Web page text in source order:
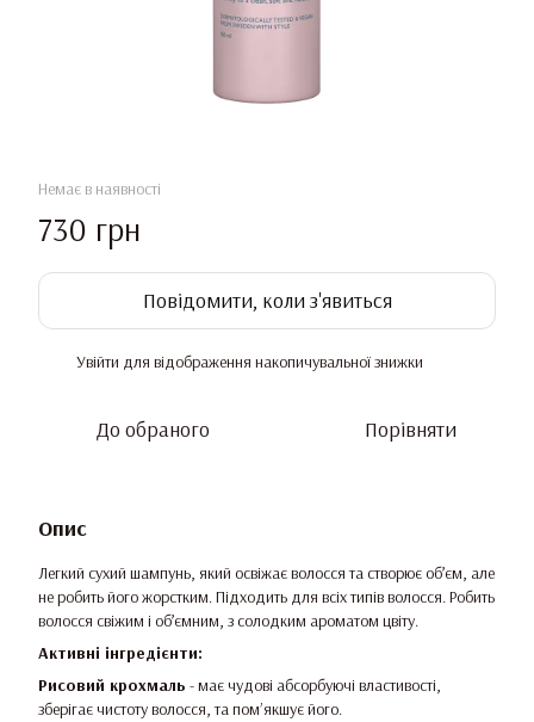
Немає в наявності
730 грн
Повідомити, коли з'явиться
Увійти для відображення накопичувальної знижки
До обраного Порівняти
Опис
Легкий сухий шампунь, який освіжає волосся та створює об’єм, але
не робить його жорстким. Підходить для всіх типів волосся. Робить
волосся свіжим і об’ємним, з солодким ароматом цвіту.
Активні інгредієнти:
Рисовий крохмаль - має чудові абсорбуючі властивості,
зберігає чистоту волосся, та помʼякшує його.